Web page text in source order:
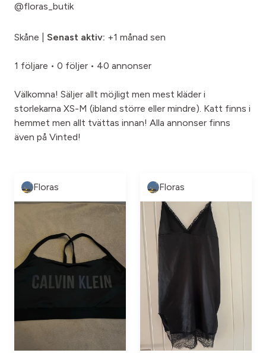
@floras_butik
Skåne | Senast aktiv: +1 månad sen
1 följare • 0 följer • 40 annonser
Välkomna! Säljer allt möjligt men mest kläder i
storlekarna XS-M (ibland större eller mindre). Katt finns i
hemmet men allt tvättas innan! Alla annonser finns
även på Vinted!
Floras Floras